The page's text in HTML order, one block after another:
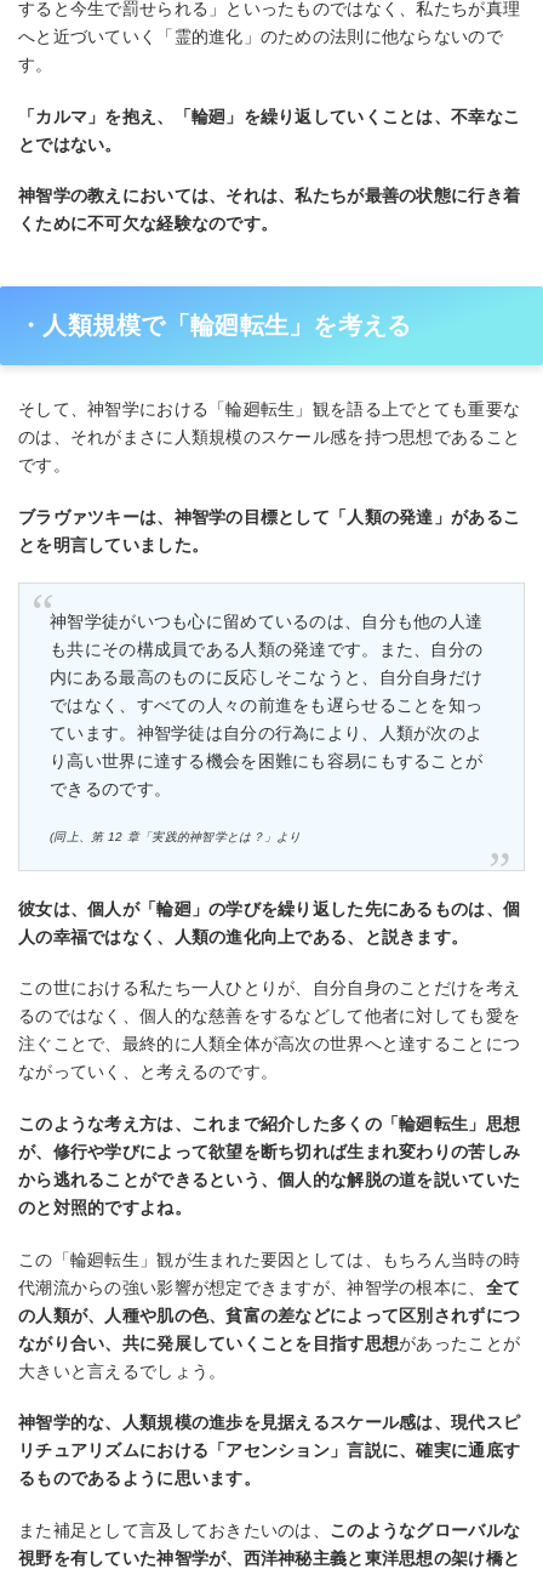
すると今⽣で罰せられる」といったものではなく、私たちが真理
へと近づいていく「霊的進化」のための法則に他ならないので
す。
「カルマ」を抱え、「輪廻」を繰り返していくことは、不幸なこ
とではない。
神智学の教えにおいては、それは、私たちが最善の状態に⾏き着
くために不可⽋な経験なのです。
・⼈類規模で「輪廻転⽣」を考える
そして、神智学における「輪廻転⽣」観を語る上でとても重要な
のは、それがまさに⼈類規模のスケール感を持つ思想であること
です。
ブラヴァツキーは、神智学の⽬標として「⼈類の発達」があるこ
とを明⾔していました。
神智学徒がいつも⼼に留めているのは、⾃分も他の⼈達
も共にその構成員である⼈類の発達です。また、⾃分の
内にある最⾼のものに反応しそこなうと、⾃分⾃⾝だけ
ではなく、すべての⼈々の前進をも遅らせることを知っ
ています。神智学徒は⾃分の⾏為により、⼈類が次のよ
り⾼い世界に達する機会を困難にも容易にもすることが
できるのです。
(同上、第 12 章「実践的神智学とは？」より
彼⼥は、個⼈が「輪廻」の学びを繰り返した先にあるものは、個
⼈の幸福ではなく、⼈類の進化向上である、と説きます。
この世における私たち⼀⼈ひとりが、⾃分⾃⾝のことだけを考え
るのではなく、個⼈的な慈善をするなどして他者に対しても愛を
注ぐことで、最終的に⼈類全体が⾼次の世界へと達することにつ
ながっていく、と考えるのです。
このような考え⽅は、これまで紹介した多くの「輪廻転⽣」思想
が、修⾏や学びによって欲望を断ち切れば⽣まれ変わりの苦しみ
から逃れることができるという、個⼈的な解脱の道を説いていた
のと対照的ですよね。
この「輪廻転⽣」観が⽣まれた要因としては、もちろん当時の時
代潮流からの強い影響が想定できますが、神智学の根本に、 全て
の⼈類が、⼈種や肌の⾊、貧富の差などによって区別されずにつ
ながり合い、共に発展していくことを⽬指す思想があったことが
⼤きいと⾔えるでしょう。
神智学的な、⼈類規模の進歩を⾒据えるスケール感は、現代スピ
リチュアリズムにおける「アセンション」⾔説に、確実に通底す
るものであるように思います。
また補⾜として⾔及しておきたいのは、 このようなグローバルな
視野を有していた神智学が、⻄洋神秘主義と東洋思想の架け橋と